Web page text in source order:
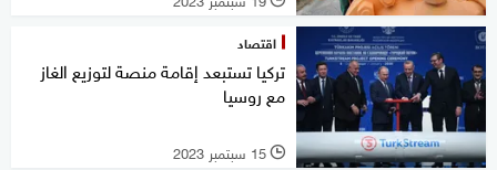
اقتصاد
تركيا تستبعد إقامة منصة لتوزيع الغاز
مع روسيا
l 15 سبتمبر 2023